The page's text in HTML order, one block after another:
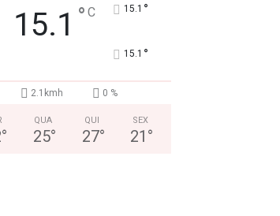
15.1 ° C 15.1 °
15.1 °
2.1kmh 0 %
°
QUA
25°
QUI
27°
SEX
21 °